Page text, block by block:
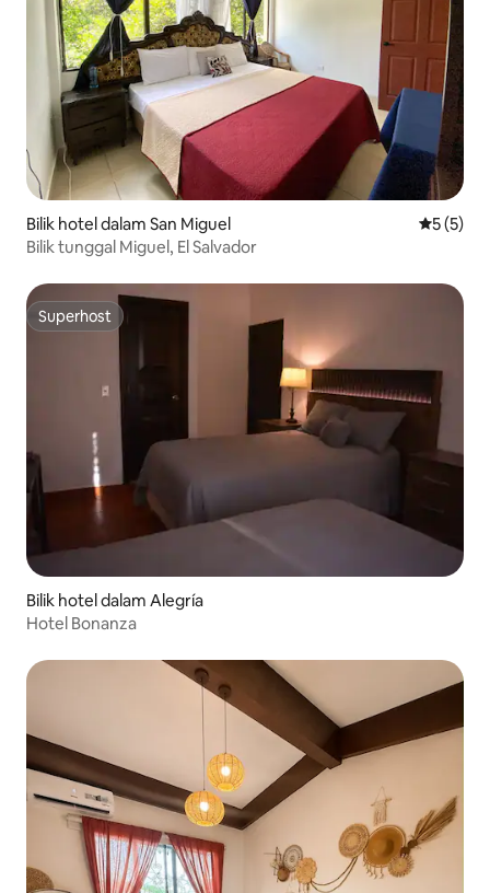
Bilik hotel dalam San Miguel
5 (5)
Bilik tunggal Miguel, El Salvador
Superhost
Superhost
Bilik hotel dalam Alegría
Hotel Bonanza